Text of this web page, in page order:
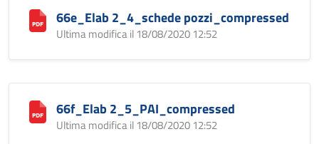
66e_Elab 2_4_schede pozzi_compressed
Ultima modifica il 18/08/2020 12:52
66f_Elab 2_5_PAI_compressed
Ultima modifica il 18/08/2020 12:52